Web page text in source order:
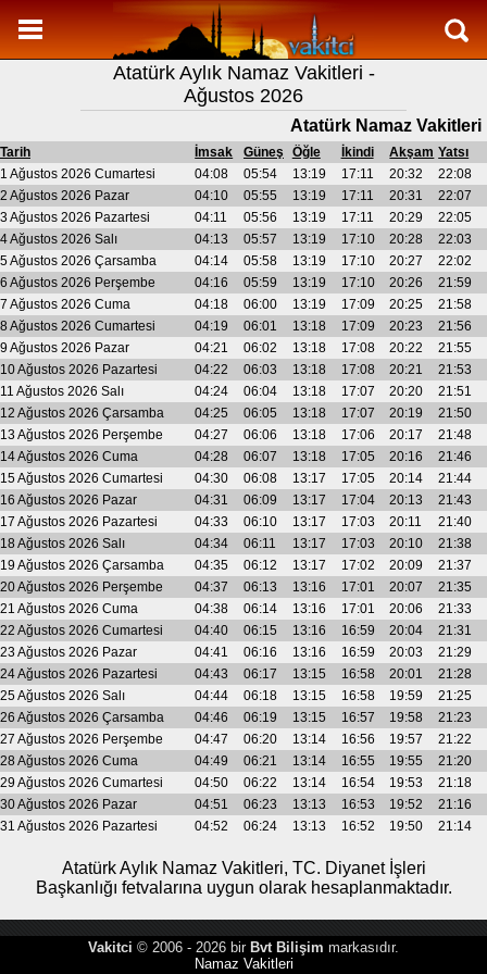
Namaz Vakitleri
Atatürk Aylık Namaz Vakitleri
Atatürk Ramazan imsakiyesi
Namaz Nasıl Kılınır?
Bilgi
İletişim
Atatürk Aylık Namaz Vakitleri -
Ağustos 2026
Atatürk Namaz Vakitleri
Tarih İmsak Güneş Öğle İkindi Akşam Yatsı
1 Ağustos 2026 Cumartesi
04:08 05:54 13:19 17:11 20:32
22:08
2 Ağustos 2026 Pazar
04:10 05:55 13:19 17:11 20:31
22:07
3 Ağustos 2026 Pazartesi
04:11 05:56 13:19 17:11 20:29
22:05
4 Ağustos 2026 Salı
04:13 05:57 13:19 17:10 20:28
22:03
5 Ağustos 2026 Çarsamba
04:14 05:58 13:19 17:10 20:27
22:02
6 Ağustos 2026 Perşembe
04:16 05:59 13:19 17:10 20:26
21:59
7 Ağustos 2026 Cuma
04:18 06:00 13:19 17:09 20:25
21:58
8 Ağustos 2026 Cumartesi
04:19 06:01 13:18 17:09 20:23
21:56
9 Ağustos 2026 Pazar
04:21 06:02 13:18 17:08 20:22
21:55
10 Ağustos 2026 Pazartesi
04:22 06:03 13:18 17:08 20:21
21:53
11 Ağustos 2026 Salı
04:24 06:04 13:18 17:07 20:20
21:51
12 Ağustos 2026 Çarsamba
04:25 06:05 13:18 17:07 20:19
21:50
13 Ağustos 2026 Perşembe
04:27 06:06 13:18 17:06 20:17
21:48
14 Ağustos 2026 Cuma
04:28 06:07 13:18 17:05 20:16
21:46
15 Ağustos 2026 Cumartesi
04:30 06:08 13:17 17:05 20:14
21:44
16 Ağustos 2026 Pazar
04:31 06:09 13:17 17:04 20:13
21:43
17 Ağustos 2026 Pazartesi
04:33 06:10 13:17 17:03 20:11
21:40
18 Ağustos 2026 Salı
04:34 06:11 13:17 17:03 20:10
21:38
19 Ağustos 2026 Çarsamba
04:35 06:12 13:17 17:02 20:09
21:37
20 Ağustos 2026 Perşembe
04:37 06:13 13:16 17:01 20:07
21:35
21 Ağustos 2026 Cuma
04:38 06:14 13:16 17:01 20:06
21:33
22 Ağustos 2026 Cumartesi
04:40 06:15 13:16 16:59 20:04
21:31
23 Ağustos 2026 Pazar
04:41 06:16 13:16 16:59 20:03
21:29
24 Ağustos 2026 Pazartesi
04:43 06:17 13:15 16:58 20:01
21:28
25 Ağustos 2026 Salı
04:44 06:18 13:15 16:58 19:59
21:25
26 Ağustos 2026 Çarsamba
04:46 06:19 13:15 16:57 19:58
21:23
27 Ağustos 2026 Perşembe
04:47 06:20 13:14 16:56 19:57
21:22
28 Ağustos 2026 Cuma
04:49 06:21 13:14 16:55 19:55
21:20
29 Ağustos 2026 Cumartesi
04:50 06:22 13:14 16:54 19:53
21:18
30 Ağustos 2026 Pazar
04:51 06:23 13:13 16:53 19:52
21:16
31 Ağustos 2026 Pazartesi
04:52 06:24 13:13 16:52 19:50 21:14
Atatürk Aylık Namaz Vakitleri, TC. Diyanet İşleri
Başkanlığı fetvalarına uygun olarak hesaplanmaktadır.
Vakitci © 2006 - 2026 bir Bvt Bilişim markasıdır.
Namaz Vakitleri